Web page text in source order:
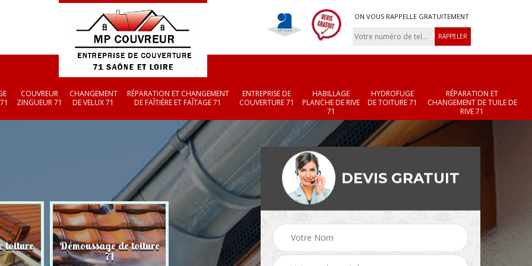
ON VOUS RAPPELLE GRATUITEMENT
COUVREUR
ZINGUEUR 71
CHANGEMENT
DE VELUX 71
RÉPARATION ET CHANGEMENT
DE FAÎTIÈRE ET FAÎTAGE 71
ENTREPRISE DE
COUVERTURE 71
HABILLAGE
PLANCHE DE RIVE
71
HYDROFUGE
DE TOITURE 71
RÉPARATION ET
CHANGEMENT DE TUILE DE
RIVE 71
toiture Démoussage de toiture
71 Couvreur zingueur 71 Changement de velux
71
Réparation et
changement de
et faîtage 71
DEVIS GRATUIT